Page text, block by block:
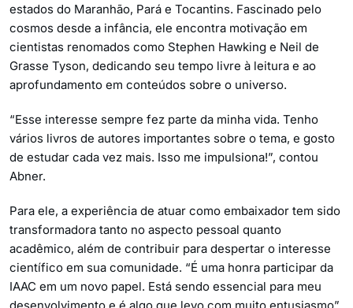
estados do Maranhão, Pará e Tocantins. Fascinado pelo
cosmos desde a infância, ele encontra motivação em
cientistas renomados como Stephen Hawking e Neil de
Grasse Tyson, dedicando seu tempo livre à leitura e ao
aprofundamento em conteúdos sobre o universo.
“Esse interesse sempre fez parte da minha vida. Tenho
vários livros de autores importantes sobre o tema, e gosto
de estudar cada vez mais. Isso me impulsiona!”, contou
Abner.
Para ele, a experiência de atuar como embaixador tem sido
transformadora tanto no aspecto pessoal quanto
acadêmico, além de contribuir para despertar o interesse
científico em sua comunidade. “É uma honra participar da
IAAC em um novo papel. Está sendo essencial para meu